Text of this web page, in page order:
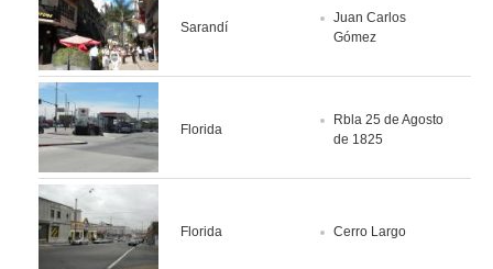
Sarandí
Juan Carlos
Gómez
Florida
Rbla 25 de Agosto
de 1825
Florida Cerro Largo